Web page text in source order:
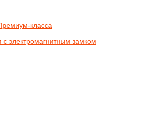
класса
с электромагнитным замком